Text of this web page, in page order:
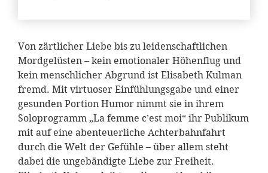
Von zärtlicher Liebe bis zu leidenschaftlichen
Mordgelüsten – kein emotionaler Höhenflug und
kein menschlicher Abgrund ist Elisabeth Kulman
fremd. Mit virtuoser Einfühlungsgabe und einer
gesunden Portion Humor nimmt sie in ihrem
Soloprogramm „La femme c’est moi“ ihr Publikum
mit auf eine abenteuerliche Achterbahnfahrt
durch die Welt der Gefühle – über allem steht
dabei die ungebändigte Liebe zur Freiheit.